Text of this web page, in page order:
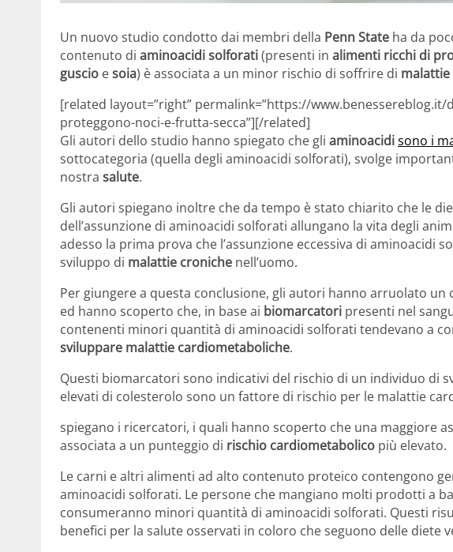
Un nuovo studio condotto dai membri della Penn State ha da
contenuto di aminoacidi solforati(presenti in alimenti ricchi di
guscio esoia) è associata a un minor rischio di soffrire di
[related layout=”right” permalink=”https://
proteggono-noci-e-frutta-secca”][/related]
Gli autori dello studio hanno spiegato che gli aminoacidisono i
sottocategoria (quella degli aminoacidi solforati), svolge
nostra salute.
Gli autori spiegano inoltre che da tempo è stato chiarito che le
dell’assunzione di aminoacidi solforati allungano la vita degli
adesso la prima prova che l’assunzione eccessiva di aminoacidi
sviluppo di malattie croniche nell’uomo.
Per giungere a questa conclusione, gli autori hanno arruolato un
ed hanno scoperto che, in base ai biomarcatori presenti nel
contenenti minori quantità di aminoacidi solforati tendevano a
sviluppare malattie cardiometaboliche.
Questi biomarcatori sono indicativi del rischio di un individuo di
elevati di colesterolo sono un fattore di rischio per le malattie
spiegano i ricercatori, i quali hanno scoperto che una maggiore
associata a un punteggio di rischio cardiometabolico più elevato.
Le carni e altri alimenti ad alto contenuto proteico contengono
aminoacidi solforati. Le persone che mangiano molti prodotti a
consumeranno minori quantità di aminoacidi solforati. Questi
benefici per la salute osservati in coloro che seguono delle diete